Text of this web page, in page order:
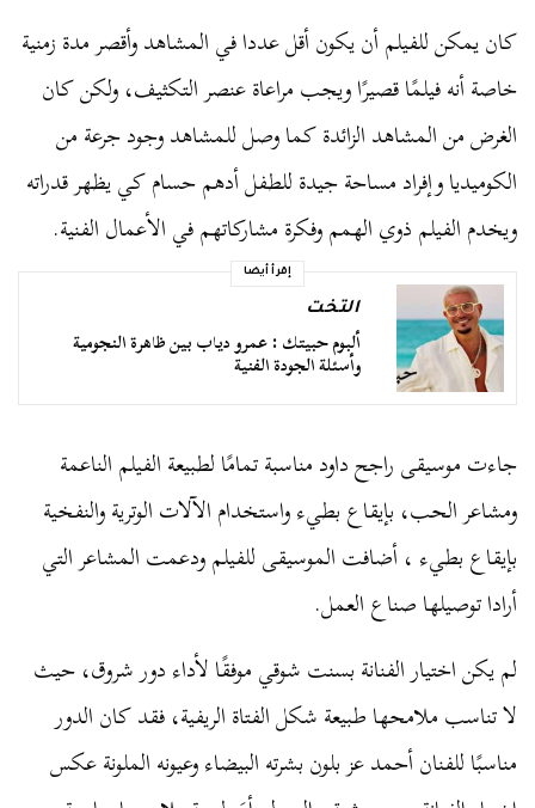
كان يمكن للفيلم أن يكون أقل عددا في المشاهد وأقصر مدة زمنية
خاصة أنه فيلمًا قصيرًا ويجب مراعاة عنصر التكثيف، ولكن كان
الغرض من المشاهد الزائدة كما وصل للمشاهد وجود جرعة من
الكوميديا وإفراد مساحة جيدة للطفل أدهم حسام كي يظهر قدراته
ويخدم الفيلم ذوي الهمم وفكرة مشاركاتهم في الأعمال الفنية.
إقرأ أيضا
التخت
ألبوم حبيتك : عمرو دياب بين ظاهرة النجومية
وأسئلة الجودة الفنية
جاءت موسيقى راجح داود مناسبة تمامًا لطبيعة الفيلم الناعمة
ومشاعر الحب، بإيقاع بطيء واستخدام الآلات الوترية والنفخية
بإيقاع بطيء ، أضافت الموسيقى للفيلم ودعمت المشاعر التي
أرادا توصيلها صناع العمل.
لم يكن اختيار الفنانة بسنت شوقي موفقًا لأداء دور شروق، حيث
لا تناسب ملامحها طبيعة شكل الفتاة الريفية، فقد كان الدور
مناسبًا للفنان أحمد عز بلون بشرته البيضاء وعيونه الملونة عكس